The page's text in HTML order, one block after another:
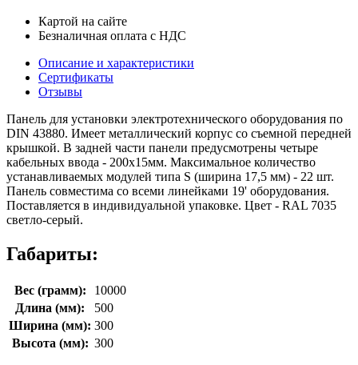
Картой на сайте
Безналичная оплата с НДС
Описание и характеристики
Сертификаты
Отзывы
Панель для установки электротехнического оборудования по
DIN 43880. Имеет металлический корпус со съемной передней
крышкой. В задней части панели предусмотрены четыре
кабельных ввода - 200х15мм. Максимальное количество
устанавливаемых модулей типа S (ширина 17,5 мм) - 22 шт.
Панель совместима со всеми линейками 19' оборудования.
Поставляется в индивидуальной упаковке. Цвет - RAL 7035
светло-серый.
Габариты:
Вес (грамм):
10000
Длина (мм):
500
Ширина (мм): 300
Высота (мм): 300